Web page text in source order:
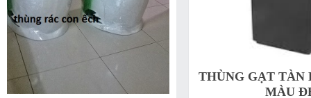
THÙNG GẠT TÀN
MÀU